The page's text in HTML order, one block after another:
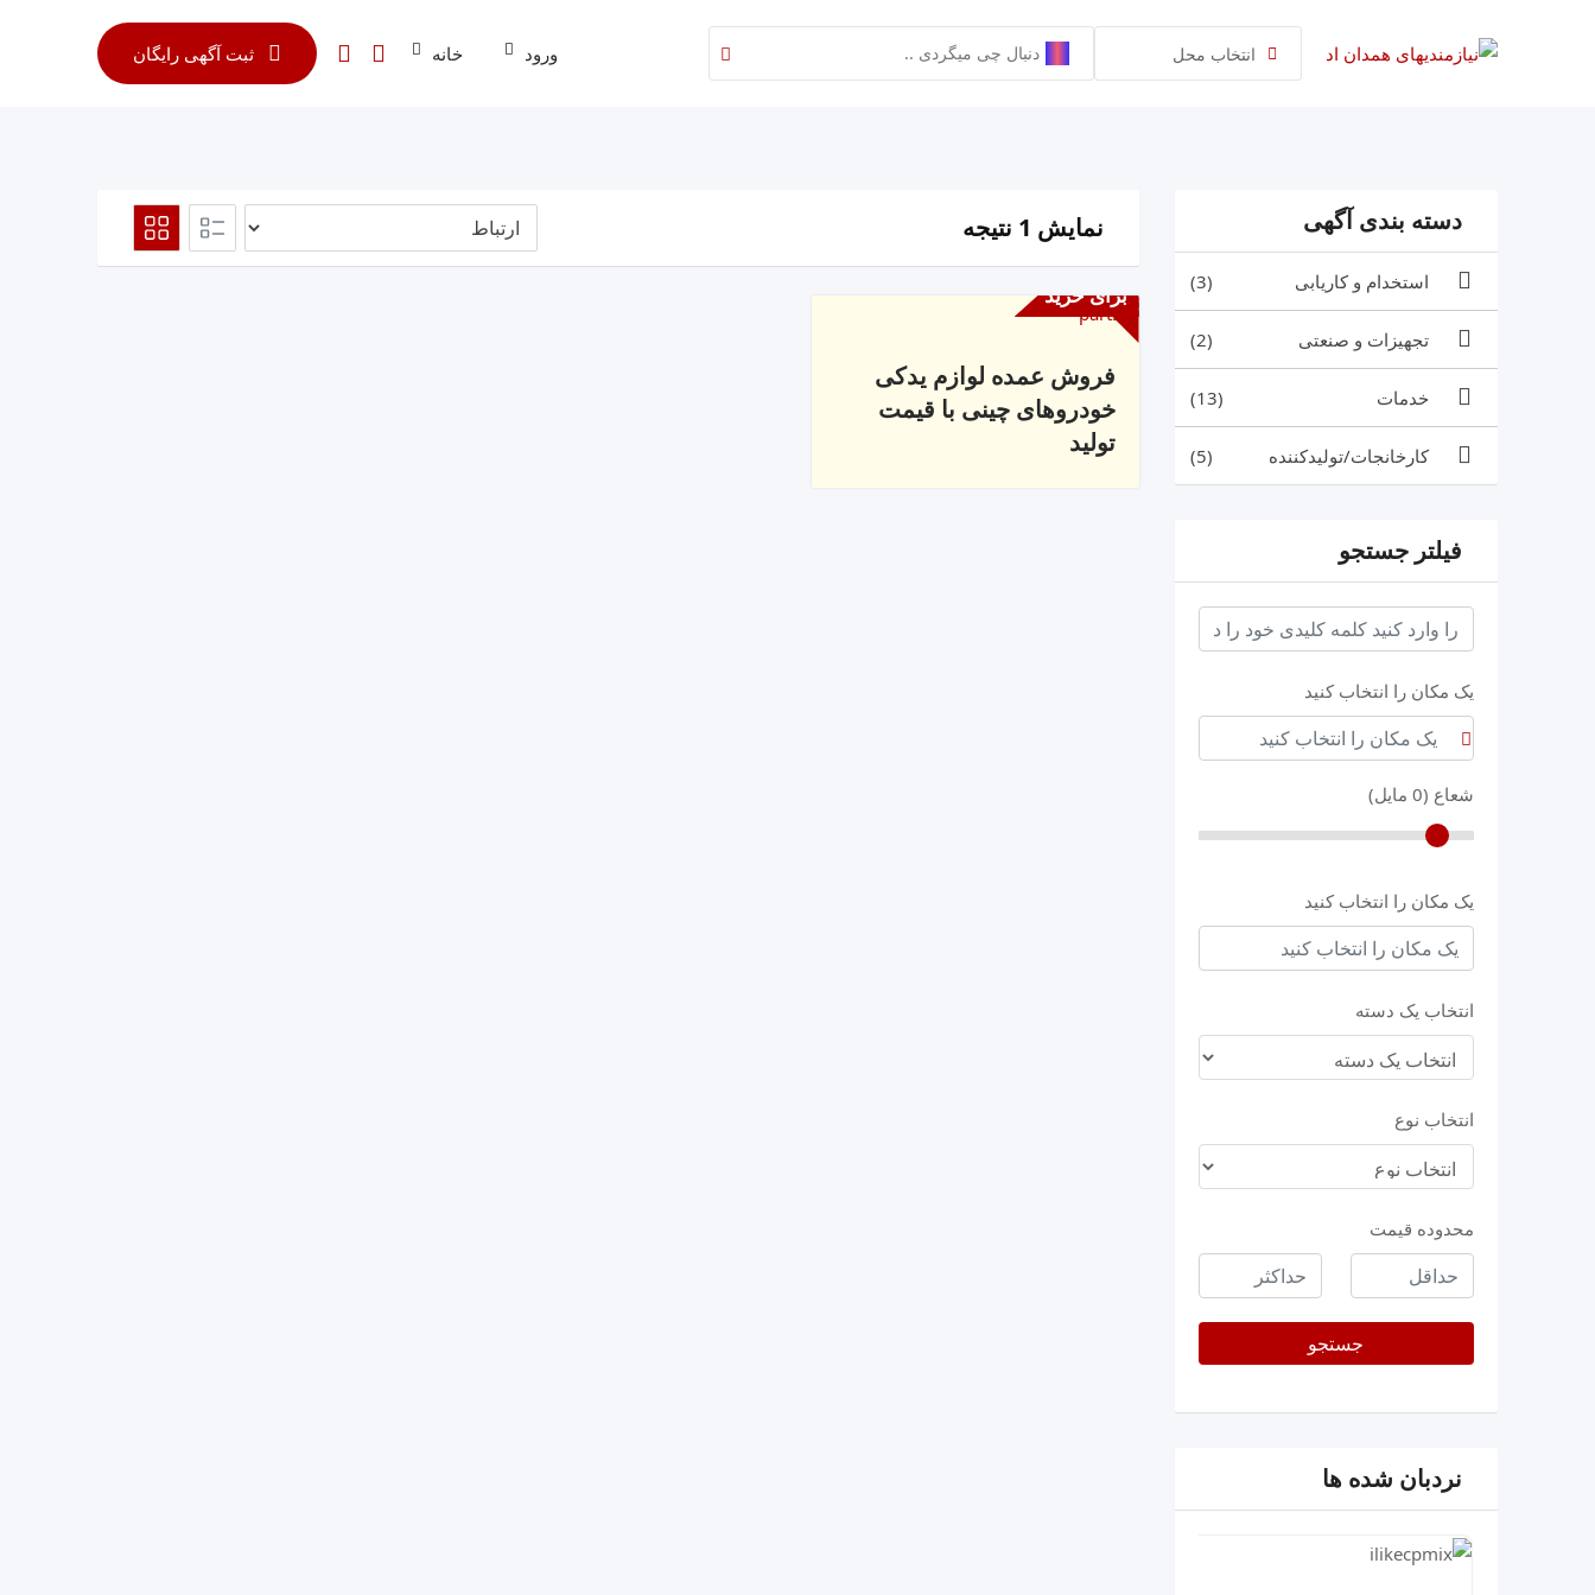
انتخاب محل ورود خانه ثبت آگهی رایگان
دسته بندی آگهی
استخدام و کاریابی (3)
تجهیزات و صنعتی (2)
خدمات (13)
کارخانجات/تولیدکننده (5)
فیلتر جستجو
یک مکان را انتخاب کنید
شعاع (0 مایل)
یک مکان را انتخاب کنید
انتخاب یک دسته
انتخاب نوع
محدوده قیمت
حداقل
قیمت
حداکثر
keyword
جستجو
نردبان شده ها
نمایش 1 نتیجه
برای خرید
فروش عمده لوازم یدکی
خودروهای چینی با قیمت
تولید